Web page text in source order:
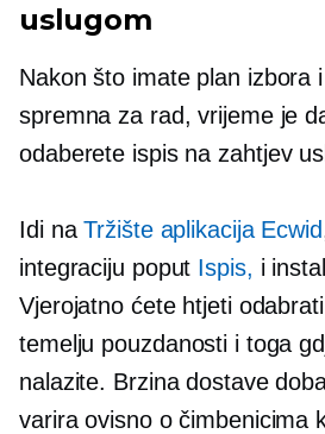
uslugom
Nakon što imate plan izbora
spremna za rad, vrijeme je
odaberete ispis na zahtjev
Idi naTržište aplikacija Ecwid
integraciju poput Ispis, i
Vjerojatno ćete htjeti
temelju pouzdanosti i toga
nalazite. Brzina dostave
varira ovisno o čimbenicima